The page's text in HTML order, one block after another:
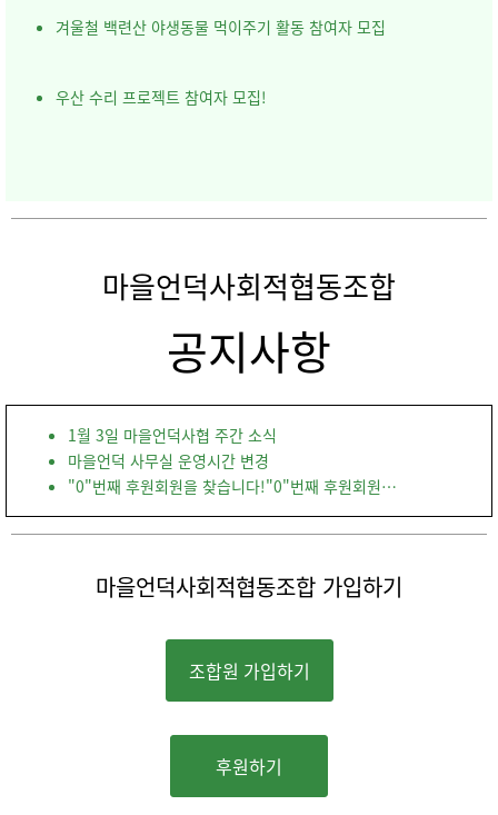
겨울철 백련산 야생동물 먹이주기 활동 참여자 모집
우산 수리 프로젝트 참여자 모집!
마을언덕사회적협동조합
공지사항
1월 3일 마을언덕사협 주간 소식
마을언덕 사무실 운영시간 변경
"0"번째 후원회원을 찾습니다!"0"번째 후원회원을 찾습니다!
마을언덕사회적협동조합 가입하기
조합원 가입하기
후원하기